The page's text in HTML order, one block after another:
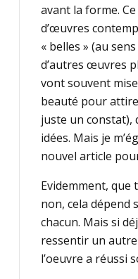
avant la forme.
d’œuvres
« belles » (au
d’autres œuvres
vont souvent
beauté pour
juste un constat),
idées. Mais je
nouvel article
Evidemment, que
non, cela dépend
chacun. Mais si
ressentir un autre
l’oeuvre a réussi